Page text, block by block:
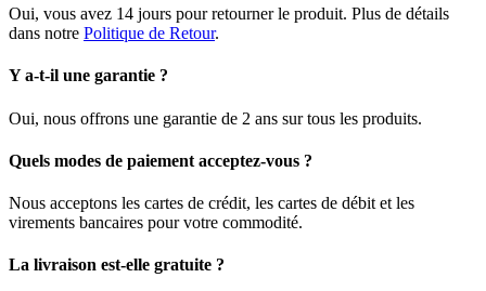
Oui, vous avez 14 jours pour retourner le produit. Plus de détails
dans notre Politique de Retour.
Y a-t-il une garantie ?
Oui, nous offrons une garantie de 2 ans sur tous les produits.
Quels modes de paiement acceptez-vous ?
Nous acceptons les cartes de crédit, les cartes de débit et les
virements bancaires pour votre commodité.
La livraison est-elle gratuite ?